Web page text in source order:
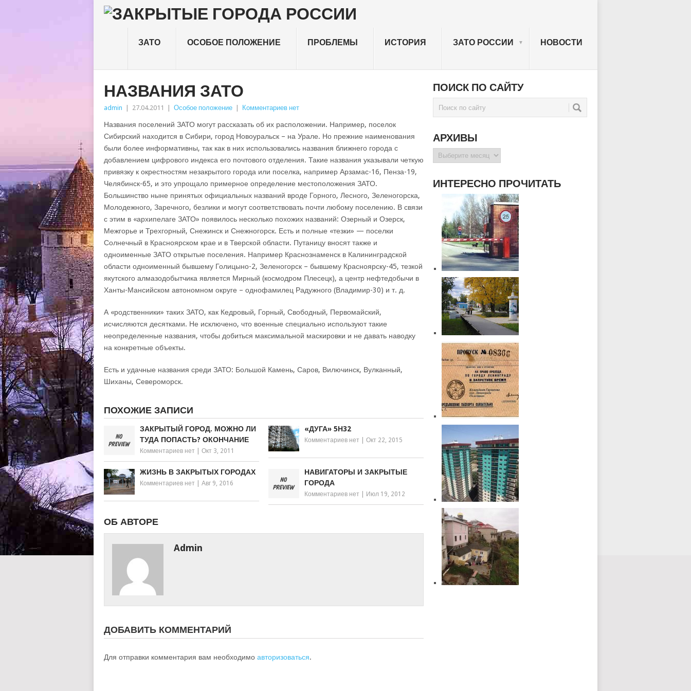
ЗАТО ОСОБОЕ ПОЛОЖЕНИЕ ПРОБЛЕМЫ ИСТОРИЯ ЗАТО РОССИИ ▼ НОВОСТИ
НАЗВАНИЯ ЗАТО
admin 27.04.2011 Особое положение Комментариев нет
Названия поселений ЗАТО могут рассказать об их расположении. Например, поселок
Сибирский находится в Сибири, город Новоуральск – на Урале. Но прежние наименования
были более информативны, так как в них использовались названия ближнего города с
добавлением цифрового индекса его почтового отделения. Такие названия указывали четкую
привязку к окрестностям незакрытого города или поселка, например Арзамас-16, Пенза-19,
Челябинск-65, и это упрощало примерное определение местоположения ЗАТО.
Большинство ныне принятых официальных названий вроде Горного, Лесного, Зеленогорска,
Молодежного, Заречного, безлики и могут соответствовать почти любому поселению. В связи
с этим в «архипелаге ЗАТО» появилось несколько похожих названий: Озерный и Озерск,
Межгорье и Трехгорный, Снежинск и Снежногорск. Есть и полные «тезки» — поселки
Солнечный в Красноярском крае и в Тверской области. Путаницу вносят также и
одноименные ЗАТО открытые поселения. Например Краснознаменск в Калининградской
области одноименный бывшему Голицыно-2, Зеленогорск – бывшему Красноярску-45, тезкой
якутского алмазодобытчика является Мирный (космодром Плесецк), а центр нефтедобычи в
Ханты-Мансийском автономном округе – однофамилец Радужного (Владимир-30) и т. д.
А «родственники» таких ЗАТО, как Кедровый, Горный, Свободный, Первомайский,
исчисляются десятками. Не исключено, что военные специально используют такие
неопределенные названия, чтобы добиться максимальной маскировки и не давать наводку
на конкретные объекты.
Есть и удачные названия среди ЗАТО: Большой Камень, Саров, Вилючинск, Вулканный,
Шиханы, Североморск.
ПОХОЖИЕ ЗАПИСИ
ЗАКРЫТЫЙ ГОРОД. МОЖНО ЛИ
ТУДА ПОПАСТЬ? ОКОНЧАНИЕ
Комментариев нет Окт 3, 2011
«ДУГА» 5Н32
Комментариев нет |Окт 22, 2015
ЖИЗНЬ В ЗАКРЫТЫХ ГОРОДАХ
Комментариев нет Авг 9, 2016
НАВИГАТОРЫ И ЗАКРЫТЫЕ
ГОРОДА
Комментариев нет Июл 19, 2012
ОБ АВТОРЕ
Admin
ДОБАВИТЬ КОММЕНТАРИЙ
Для отправки комментария вам необходимо авторизоваться.
ПОИСК ПО САЙТУ
АРХИВЫ
Архивы
ИНТЕРЕСНО ПРОЧИТАТЬ